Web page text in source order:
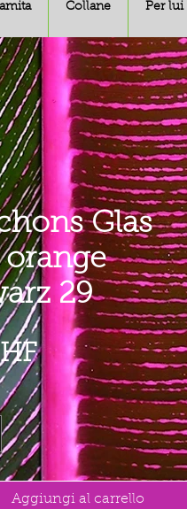
Collane Per lui
Glas
orange
29
Prezzo
Aggiungi al carrello